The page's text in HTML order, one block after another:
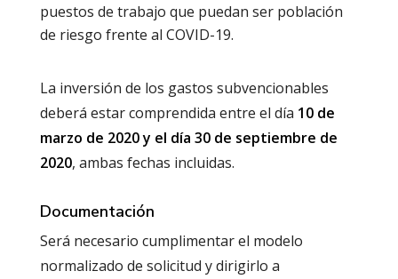
puestos de trabajo que puedan ser población
de riesgo frente al COVID-19.
La inversión de los gastos subvencionables
deberá estar comprendida entre el día 10 de
marzo de 2020 y el día 30 de septiembre de
2020, ambas fechas incluidas.
Documentación
Será necesario cumplimentar el modelo
normalizado de solicitud y dirigirlo a